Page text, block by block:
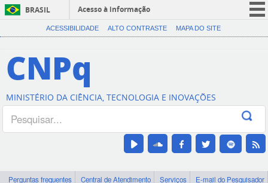
BRASIL
Acesso à informação
CORONAVÍRUS (COVID-19)
Canais
ACESSIBILIDADE ALTO CONTRASTE MAPA DO SITE
CNPq
MINISTÉRIO DA CIÊNCIA, TECNOLOGIA E INOVAÇÕES
Perguntas frequentes Central de Atendimento Serviços
E-mail do Pesquisador